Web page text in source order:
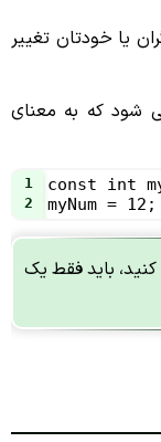
یا خودتان تغییر
شود که به معنای
1
2 myNum =
باید فقط یک